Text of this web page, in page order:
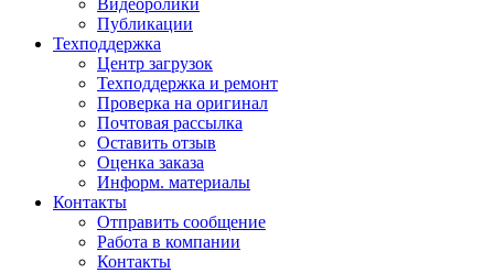
Видеоролики
Публикации
Техподдержка
Центр загрузок
Техподдержка и ремонт
Проверка на оригинал
Почтовая рассылка
Оставить отзыв
Оценка заказа
Информ. материалы
Контакты
Отправить сообщение
Работа в компании
Контакты